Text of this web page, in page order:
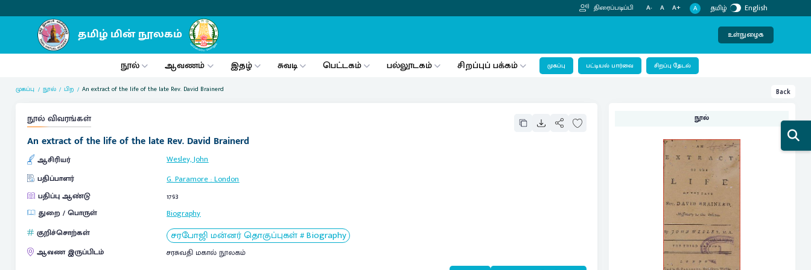
திரைப்படிப்பி A- A A+ A தமிழ் English
உள்நுழைக
நூல் ஆவணம் இதழ் சுவடி பெட்டகம் பல்லூடகம் சிறப்புப் பக்கம் முகப்பு பட்டியல் பார்வை சிறப்பு தேடல்
முகப்பு நூல் பிற An extract of the life of the late Rev. David Brainerd Back
நூல் விவரங்கள்
An extract of the life of the late Rev. David Brainerd
ஆசிரியர்
Wesley, John
பதிப்பாளர்
G. Paramore:London
பதிப்பு ஆண்டு
1793
துறை / பொருள்
Biography
குறிச்சொற்கள்
சரபோஜி மன்னர் தொகுப்புகள் # Biography
ஆவண இருப்பிடம் சரசுவதி மகால் நூலகம்
நூல்